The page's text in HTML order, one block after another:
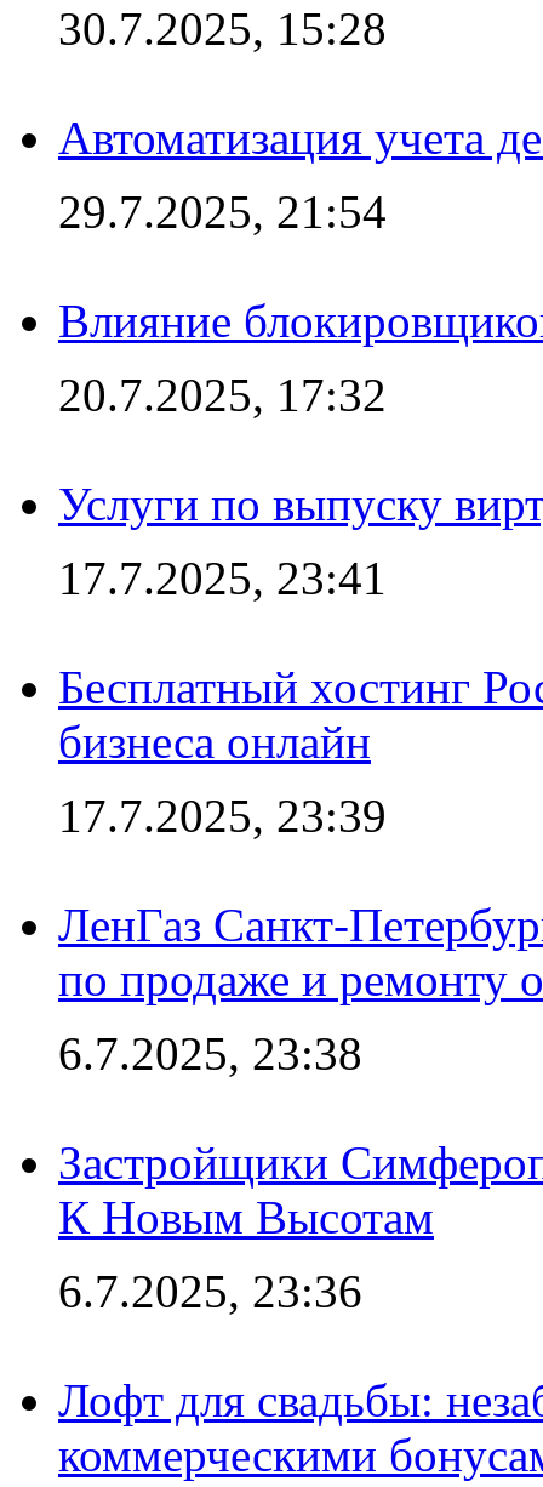
30.7.2025, 15:28
Автоматизация учета
29.7.2025, 21:54
Влияние
20.7.2025, 17:32
Услуги по выпуску
17.7.2025, 23:41
Бесплатный хостинг
бизнеса онлайн
17.7.2025, 23:39
ЛенГаз Санкт-
по продаже и ремонту
6.7.2025, 23:38
Застройщики
К Новым Высотам
6.7.2025, 23:36
Лофт для свадьбы:
коммерческими